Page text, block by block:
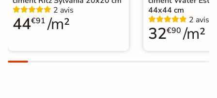
2 avis
44€91 /m²
44x44 cm
2 avis
32€90 /m²